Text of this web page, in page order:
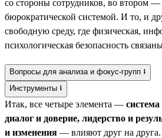
со стороны сотрудников, во втором —
бюрократической системой. И то, и
свободную среду, где физическая,
психологическая безопасность
Вопросы для анализа и фокус-групп ⭣
Инструменты ⭣
Итак, все четыре элемента —
диалог и доверие, лидерство и
и изменения — влияют друг на